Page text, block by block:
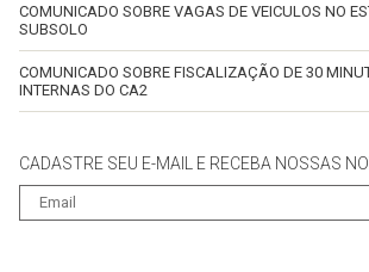
COMUNICADO SOBRE VAGAS DE VEICULOS NO
SUBSOLO
COMUNICADO SOBRE FISCALIZAÇÃO DE 30
INTERNAS DO CA2
CADASTRE SEU E-MAIL E RECEBA NOSSAS